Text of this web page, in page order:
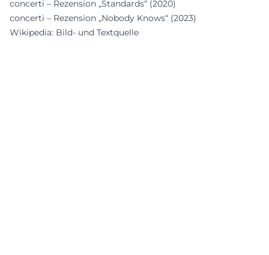
concerti – Rezension „Standards“ (2020)
concerti – Rezension „Nobody Knows“ (2023)
Wikipedia: Bild- und Textquelle